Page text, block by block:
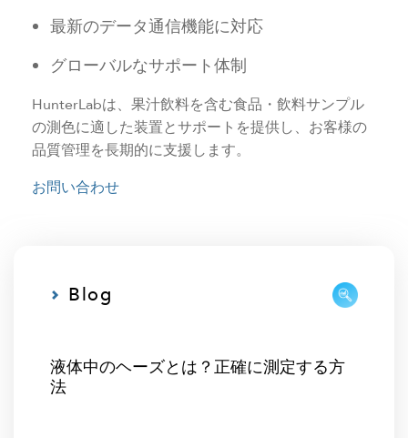
最新のデータ通信機能に対応
グローバルなサポート体制
HunterLabは、果汁飲料を含む食品・飲料サンプル
の測色に適した装置とサポートを提供し、お客様の
品質管理を長期的に支援します。
お問い合わせ
Blog
液体中のヘーズとは？正確に測定する方
法